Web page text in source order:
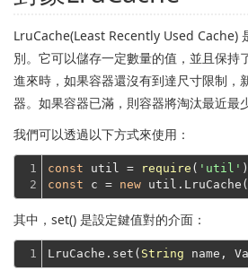
LruCache(Least Recently Used Cache)
別。它可以儲存一定數量的值，並且保持
進來時，如果容器還沒有到達尺寸限制，
器。如果容器已滿，則容器將淘汰最近最
我們可以透過以下方式來使用：
1
2
const util = require ( 'util'
const c = new util.LruCache(
其中，set() 是設定鍵值對的介面：
1 LruCache.set( String